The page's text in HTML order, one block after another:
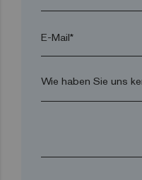
E-Mail*